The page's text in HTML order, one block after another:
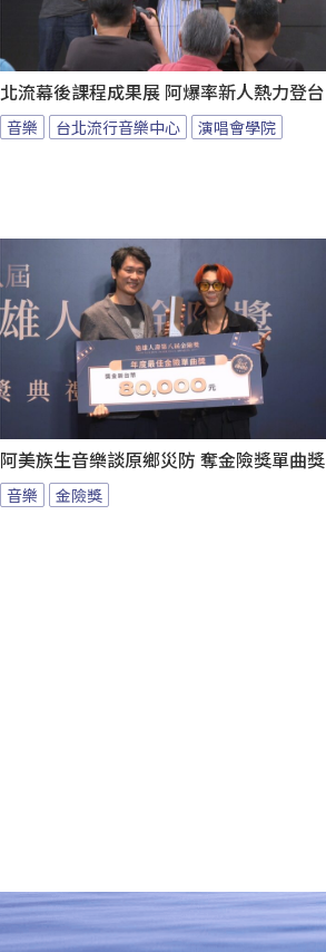
北流幕後課程成果展 阿爆率新人熱力登台
音樂 台北流行音樂中心 演唱會學院
阿美族生音樂談原鄉災防 奪金險獎單曲獎
音樂 金險獎